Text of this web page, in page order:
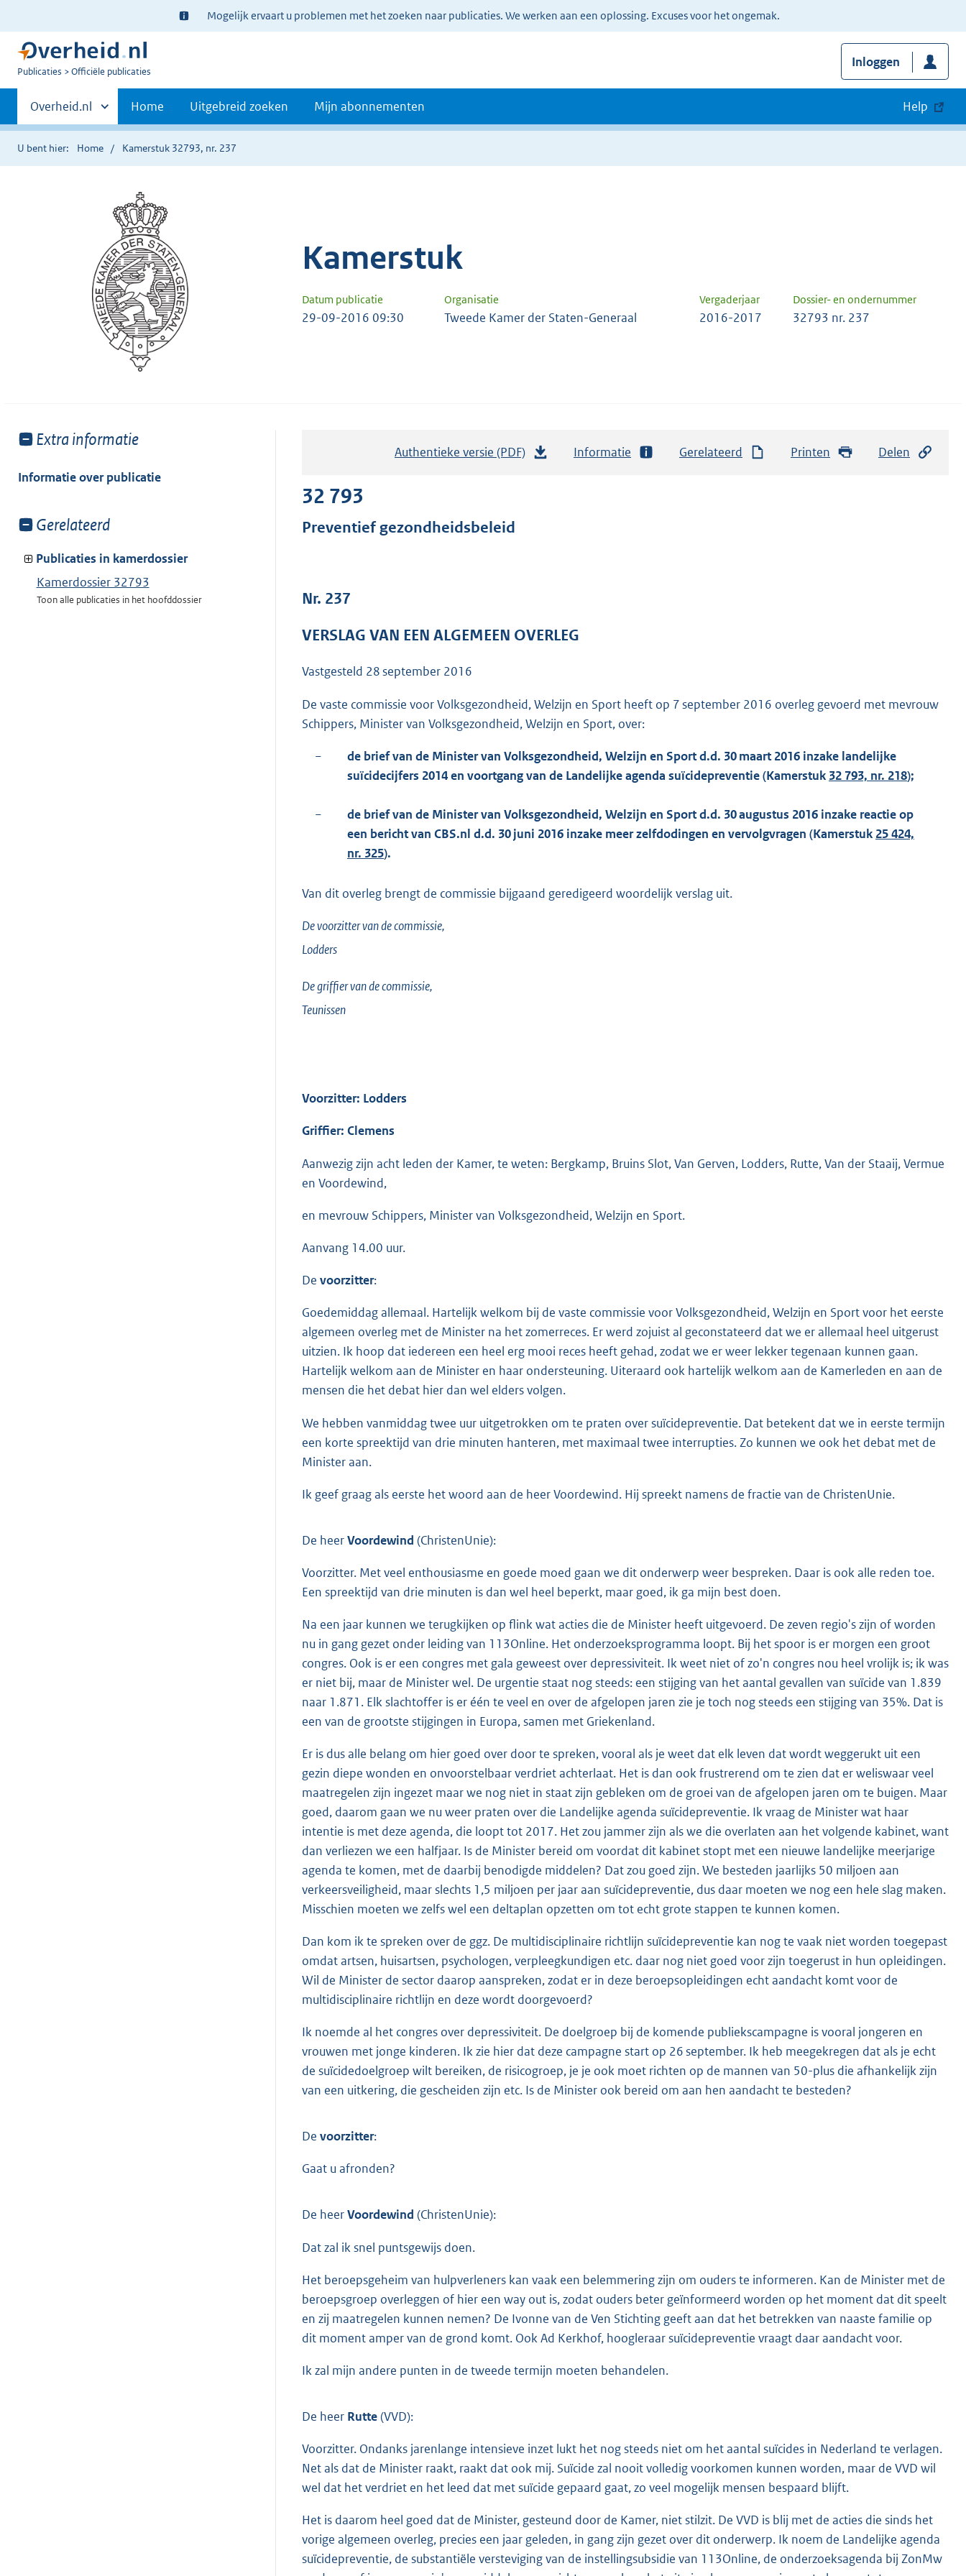
Ter
informatie:
Mogelijk ervaart u problemen met het zoeken naar publicaties. We werken aan een oplossing. Excuses voor het ongemak.
U
Publicaties Officiële publicaties
Inloggen
Primaire
navigatie
Andere
sites
binnen
Overheid.nl Home Uitgebreid zoeken Mijn abonnementen Help
U bent hier: Home Kamerstuk 32793, nr. 237
Kamerstuk
Datum publicatie Organisatie Vergaderjaar Dossier- en ondernummer
29-09-2016 09:30 Tweede Kamer der Staten-Generaal 2016-2017 32793 nr. 237
Toon
van:
Extra informatie
Informatie over publicatie
Toon
van:
Gerelateerd
Publicaties in kamerdossier
Kamerdossier 32793
Toon alle publicaties in het hoofddossier
Authentieke versie (PDF)
r
t
e
1
1
K
b
Informatie Gerelateerd Printen Delen
32 793
Preventief gezondheidsbeleid
Nr. 237
VERSLAG VAN EEN ALGEMEEN OVERLEG
Vastgesteld 28 september 2016
De vaste commissie voor Volksgezondheid, Welzijn en Sport heeft op 7 september 2016 overleg gevoerd met mevrouw
Schippers, Minister van Volksgezondheid, Welzijn en Sport, over:
−
de brief van de Minister van Volksgezondheid, Welzijn en Sport d.d. 30 maart 2016 inzake landelijke
suïcidecijfers 2014 en voortgang van de Landelijke agenda suïcidepreventie (Kamerstuk 32 793, nr. 218);
−
de brief van de Minister van Volksgezondheid, Welzijn en Sport d.d. 30 augustus 2016 inzake reactie op
een bericht van CBS.nl d.d. 30 juni 2016 inzake meer zelfdodingen en vervolgvragen (Kamerstuk 25 424,
nr. 325).
Van dit overleg brengt de commissie bijgaand geredigeerd woordelijk verslag uit.
De voorzitter van de commissie,
Lodders
De griffier van de commissie,
Teunissen
Voorzitter: Lodders
Griffier: Clemens
Aanwezig zijn acht leden der Kamer, te weten: Bergkamp, Bruins Slot, Van Gerven, Lodders, Rutte, Van der Staaij, Vermue
en Voordewind,
en mevrouw Schippers, Minister van Volksgezondheid, Welzijn en Sport.
Aanvang 14.00 uur.
De voorzitter:
Goedemiddag allemaal. Hartelijk welkom bij de vaste commissie voor Volksgezondheid, Welzijn en Sport voor het eerste
algemeen overleg met de Minister na het zomerreces. Er werd zojuist al geconstateerd dat we er allemaal heel uitgerust
uitzien. Ik hoop dat iedereen een heel erg mooi reces heeft gehad, zodat we er weer lekker tegenaan kunnen gaan.
Hartelijk welkom aan de Minister en haar ondersteuning. Uiteraard ook hartelijk welkom aan de Kamerleden en aan de
mensen die het debat hier dan wel elders volgen.
We hebben vanmiddag twee uur uitgetrokken om te praten over suïcidepreventie. Dat betekent dat we in eerste termijn
een korte spreektijd van drie minuten hanteren, met maximaal twee interrupties. Zo kunnen we ook het debat met de
Minister aan.
Ik geef graag als eerste het woord aan de heer Voordewind. Hij spreekt namens de fractie van de ChristenUnie.
De heerVoordewind (ChristenUnie):
Voorzitter. Met veel enthousiasme en goede moed gaan we dit onderwerp weer bespreken. Daar is ook alle reden toe.
Een spreektijd van drie minuten is dan wel heel beperkt, maar goed, ik ga mijn best doen.
Na een jaar kunnen we terugkijken op flink wat acties die de Minister heeft uitgevoerd. De zeven regio's zijn of worden
nu in gang gezet onder leiding van 113Online. Het onderzoeksprogramma loopt. Bij het spoor is er morgen een groot
congres. Ook is er een congres met gala geweest over depressiviteit. Ik weet niet of zo'n congres nou heel vrolijk is; ik was
er niet bij, maar de Minister wel. De urgentie staat nog steeds: een stijging van het aantal gevallen van suïcide van 1.839
naar 1.871. Elk slachtoffer is er één te veel en over de afgelopen jaren zie je toch nog steeds een stijging van 35%. Dat is
een van de grootste stijgingen in Europa, samen met Griekenland.
Er is dus alle belang om hier goed over door te spreken, vooral als je weet dat elk leven dat wordt weggerukt uit een
gezin diepe wonden en onvoorstelbaar verdriet achterlaat. Het is dan ook frustrerend om te zien dat er weliswaar veel
maatregelen zijn ingezet maar we nog niet in staat zijn gebleken om de groei van de afgelopen jaren om te buigen. Maar
goed, daarom gaan we nu weer praten over die Landelijke agenda suïcidepreventie. Ik vraag de Minister wat haar
intentie is met deze agenda, die loopt tot 2017. Het zou jammer zijn als we die overlaten aan het volgende kabinet, want
dan verliezen we een halfjaar. Is de Minister bereid om voordat dit kabinet stopt met een nieuwe landelijke meerjarige
agenda te komen, met de daarbij benodigde middelen? Dat zou goed zijn. We besteden jaarlijks 50 miljoen aan
verkeersveiligheid, maar slechts 1,5 miljoen per jaar aan suïcidepreventie, dus daar moeten we nog een hele slag maken.
Misschien moeten we zelfs wel een deltaplan opzetten om tot echt grote stappen te kunnen komen.
Dan kom ik te spreken over de ggz. De multidisciplinaire richtlijn suïcidepreventie kan nog te vaak niet worden toegepast
omdat artsen, huisartsen, psychologen, verpleegkundigen etc. daar nog niet goed voor zijn toegerust in hun opleidingen.
Wil de Minister de sector daarop aanspreken, zodat er in deze beroepsopleidingen echt aandacht komt voor de
multidisciplinaire richtlijn en deze wordt doorgevoerd?
Ik noemde al het congres over depressiviteit. De doelgroep bij de komende publiekscampagne is vooral jongeren en
vrouwen met jonge kinderen. Ik zie hier dat deze campagne start op 26 september. Ik heb meegekregen dat als je echt
de suïcidedoelgroep wilt bereiken, de risicogroep, je je ook moet richten op de mannen van 50-plus die afhankelijk zijn
van een uitkering, die gescheiden zijn etc. Is de Minister ook bereid om aan hen aandacht te besteden?
De voorzitter:
Gaat u afronden?
De heerVoordewind (ChristenUnie):
Dat zal ik snel puntsgewijs doen.
Het beroepsgeheim van hulpverleners kan vaak een belemmering zijn om ouders te informeren. Kan de Minister met de
beroepsgroep overleggen of hier een way out is, zodat ouders beter geïnformeerd worden op het moment dat dit speelt
en zij maatregelen kunnen nemen? De Ivonne van de Ven Stichting geeft aan dat het betrekken van naaste familie op
dit moment amper van de grond komt. Ook Ad Kerkhof, hoogleraar suïcidepreventie vraagt daar aandacht voor.
Ik zal mijn andere punten in de tweede termijn moeten behandelen.
De heer Rutte(VVD):
Voorzitter. Ondanks jarenlange intensieve inzet lukt het nog steeds niet om het aantal suïcides in Nederland te verlagen.
Net als dat de Minister raakt, raakt dat ook mij. Suïcide zal nooit volledig voorkomen kunnen worden, maar de VVD wil
wel dat het verdriet en het leed dat met suïcide gepaard gaat, zo veel mogelijk mensen bespaard blijft.
Het is daarom heel goed dat de Minister, gesteund door de Kamer, niet stilzit. De VVD is blij met de acties die sinds het
vorige algemeen overleg, precies een jaar geleden, in gang zijn gezet over dit onderwerp. Ik noem de Landelijke agenda
suïcidepreventie, de substantiële versteviging van de instellingsubsidie van 113Online, de onderzoeksagenda bij ZonMw